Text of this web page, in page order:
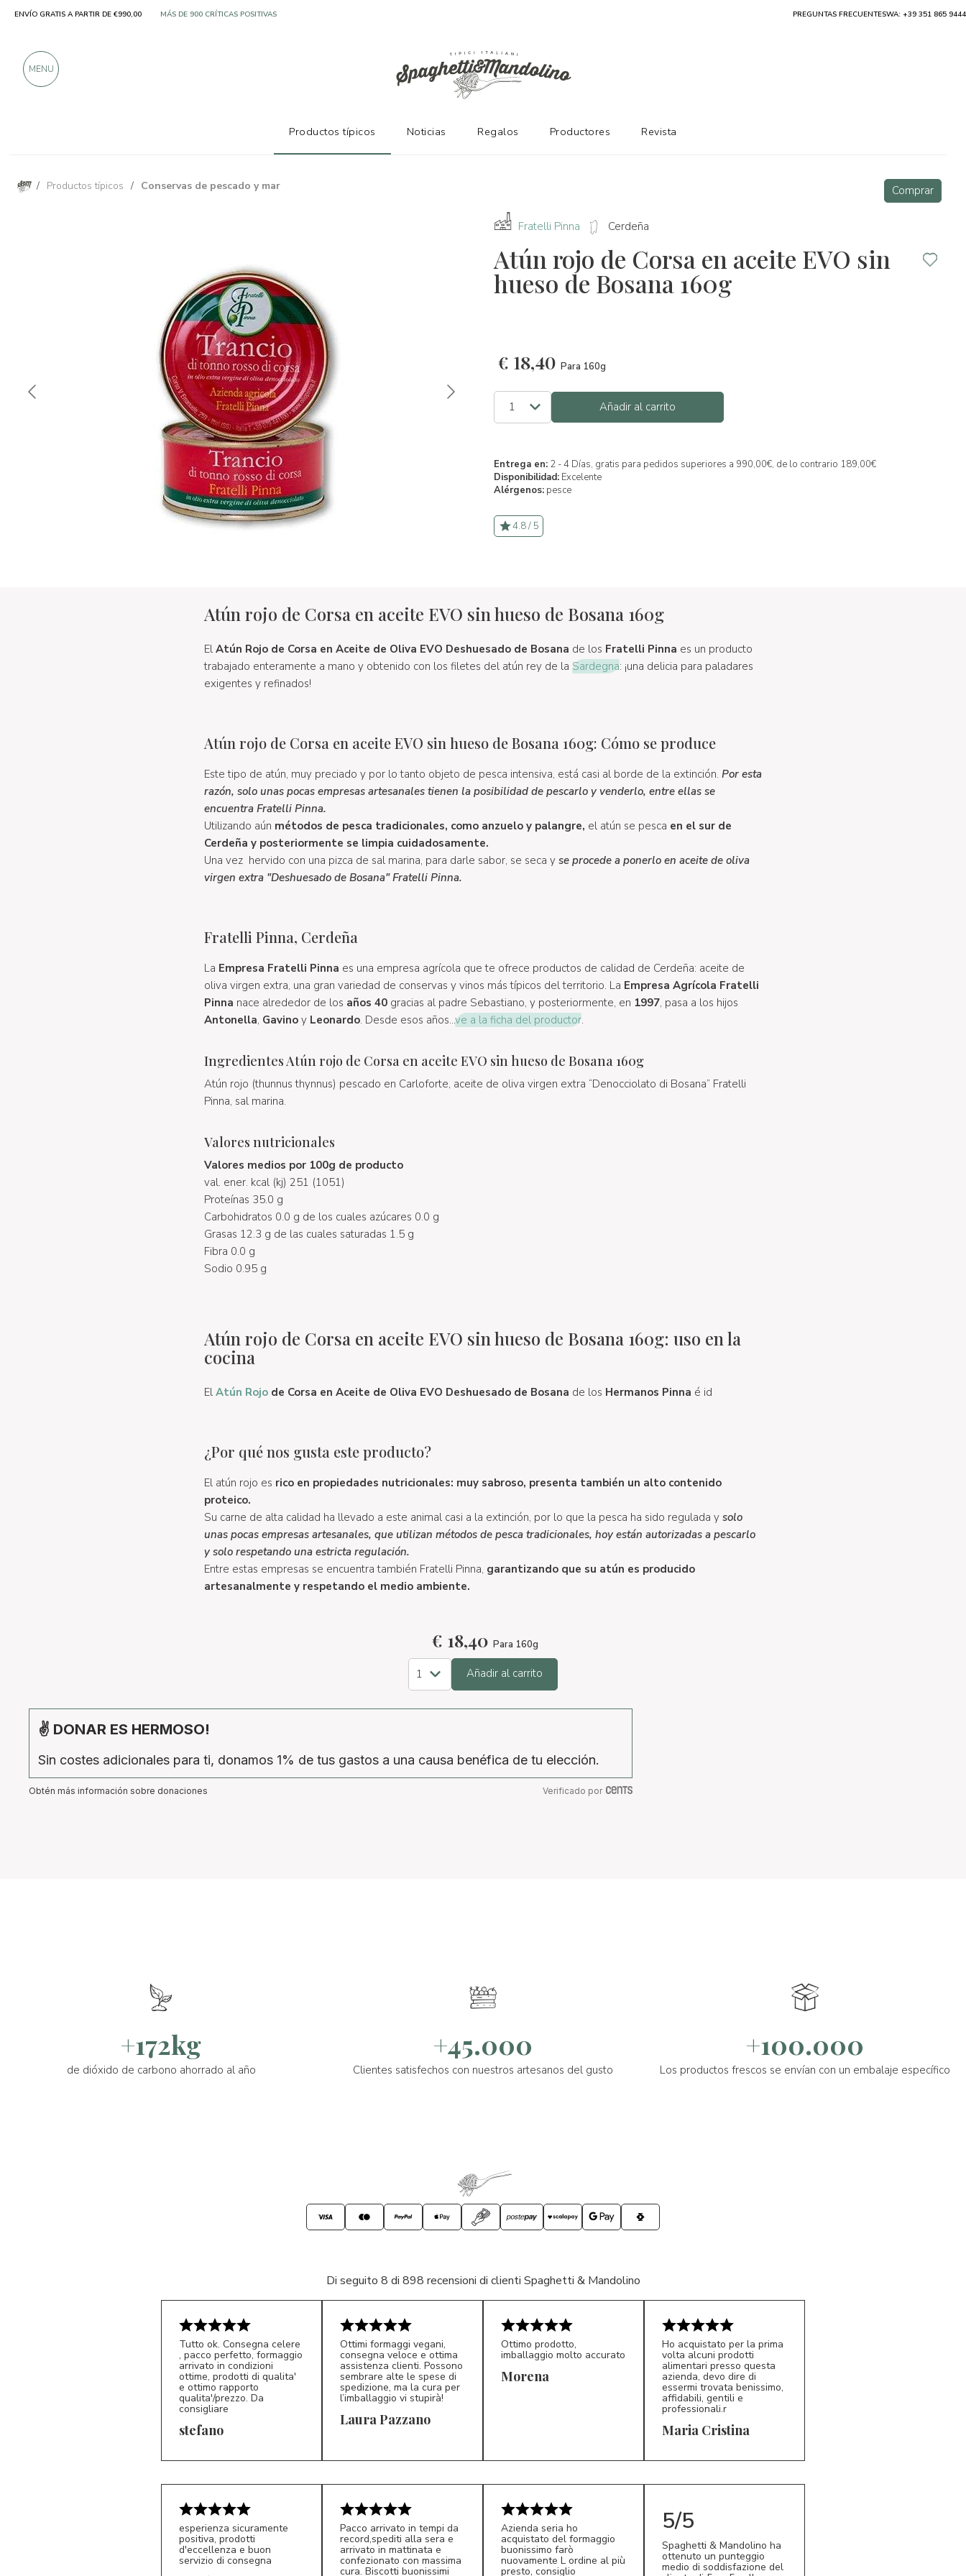
/ Productos típicos / Conservas de pescado y mar Comprar
Fratelli Pinna Cerdeña
Atún rojo de Corsa en aceite EVO sin
hueso de Bosana 160g
€ 18,40 Para 160g
Añadir al carrito
Entrega en: 2 - 4 Días, gratis para pedidos superiores a 990,00€, de lo contrario 189,00€
Disponibilidad: Excelente
Alérgenos: pesce
4.8 / 5
Atún rojo de Corsa en aceite EVO sin hueso de Bosana 160g
El Atún Rojo de Corsa en Aceite de Oliva EVO Deshuesado de Bosana de los Fratelli Pinna es un producto
trabajado enteramente a mano y obtenido con los filetes del atún rey de la Sardegna: ¡una delicia para paladares
exigentes y refinados!
Atún rojo de Corsa en aceite EVO sin hueso de Bosana 160g: Cómo se produce
Este tipo de atún, muy preciado y por lo tanto objeto de pesca intensiva, está casi al borde de la extinción. Por esta
razón, solo unas pocas empresas artesanales tienen la posibilidad de pescarlo y venderlo, entre ellas se
encuentra Fratelli Pinna.
Utilizando aún métodos de pesca tradicionales, como anzuelo y palangre, el atún se pesca en el sur de
Cerdeña y posteriormente se limpia cuidadosamente.
Una vez hervido con una pizca de sal marina, para darle sabor, se seca y se procede a ponerlo en aceite de oliva
virgen extra "Deshuesado de Bosana" Fratelli Pinna.
Fratelli Pinna, Cerdeña
La Empresa Fratelli Pinna es una empresa agrícola que te ofrece productos de calidad de Cerdeña: aceite de
oliva virgen extra, una gran variedad de conservas y vinos más típicos del territorio. La Empresa Agrícola Fratelli
Pinna nace alrededor de los años 40gracias al padre Sebastiano, y posteriormente, en 1997, pasa a los hijos
Antonella, Gavinoy Leonardo. Desde esos años...ve a la ficha del productor.
Ingredientes Atún rojo de Corsa en aceite EVO sin hueso de Bosana 160g
Atún rojo (thunnus thynnus) pescado en Carloforte, aceite de oliva virgen extra “Denocciolato di Bosana” Fratelli
Pinna, sal marina.
Valores nutricionales
Valores medios por 100g de producto
val. ener. kcal (kj) 251 (1051)
Proteínas 35.0 g
Carbohidratos 0.0 g de los cuales azúcares 0.0 g
Grasas 12.3 g de las cuales saturadas 1.5 g
Fibra 0.0 g
Sodio 0.95 g
Atún rojo de Corsa en aceite EVO sin hueso de Bosana 160g: uso en la
cocina
El Atún Rojode Corsa en Aceite de Oliva EVO Deshuesado de Bosana de los Hermanos Pinna é id
¿Por qué nos gusta este producto?
El atún rojo es rico en propiedades nutricionales: muy sabroso, presenta también un alto contenido
proteico.
Su carne de alta calidad ha llevado a este animal casi a la extinción, por lo que la pesca ha sido regulada y solo
unas pocas empresas artesanales, que utilizan métodos de pesca tradicionales, hoy están autorizadas a pescarlo
y solo respetando una estricta regulación.
Entre estas empresas se encuentra también Fratelli Pinna, garantizando que su atún es producido
artesanalmente y respetando el medio ambiente.
€ 18,40 Para 160g
Añadir al carrito
✌ DONAR ES HERMOSO!
Sin costes adicionales para ti, donamos 1% de tus gastos a una causa benéfica de tu elección.
Obtén más información sobre donaciones Verificado por
+172kg
de dióxido de carbono ahorrado al año
+45.000
Clientes satisfechos con nuestros artesanos del gusto
+100.000
Los productos frescos se envían con un embalaje específico
Di seguito 8 di 898 recensioni di clienti Spaghetti & Mandolino
S*
Tutto ok. Consegna celere
, pacco perfetto, formaggio
arrivato in condizioni
ottime, prodotti di qualita'
e ottimo rapporto
qualita'/prezzo. Da
consigliare
stefano LP 5/5
Ottimi formaggi vegani,
consegna veloce e ottima
assistenza clienti. Possono
sembrare alte le spese di
spedizione, ma la cura per
l’imballaggio vi stupirà!
Laura Pazzano
Ottimo prodotto,
imballaggio molto accurato
Morena
MC 5/5
Ho acquistato per la prima
volta alcuni prodotti
alimentari presso questa
azienda, devo dire di
essermi trovata benissimo,
affidabili, gentili e
professionali.r
Maria Cristina
esperienza sicuramente
positiva, prodotti
d'eccellenza e buon
servizio di consegna
Pacco arrivato in tempi da
record,spediti alla sera e
arrivato in mattinata e
confezionato con massima
cura. Biscotti buonissimi
Azienda seria ho
acquistato del formaggio
buonissimo farò
nuovamente L ordine al più
presto, consiglio
5/5
Spaghetti & Mandolino ha
ottenuto un punteggio
medio di soddisfazione del
ENVÍO GRATIS A PARTIR DE €990,00 SOLO PRODUCTOS DE FABRICANTES EXCELENTES PREGUNTAS FRECUENTESWA: +39 351 865 9444
MENU
Productos típicos Noticias Regalos Productores Revista